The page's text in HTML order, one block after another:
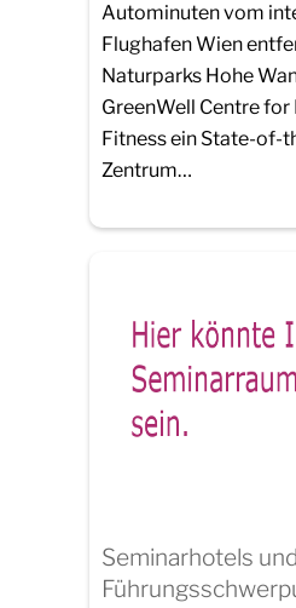
Autominuten vom
Flughafen Wien
Naturparks Hohe
GreenWell Centre for
Fitness ein State-of-
Zentrum…
Seminarhotels